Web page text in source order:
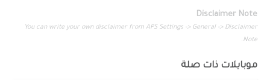
Disclaimer Note
You can write your own disclaimer from APS Settings -> General -> Disclaimer
Note.
موبايلات ذات صلة